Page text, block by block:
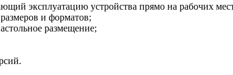
эксплуатацию устройства прямо на рабочих
и форматов;
размещение;